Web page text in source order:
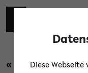
Skip to main
« Zurück zur
Diese